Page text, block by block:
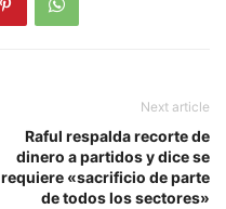
Next article
Raful respalda recorte de
dinero a partidos y dice se
requiere «sacrificio de parte
de todos los sectores»